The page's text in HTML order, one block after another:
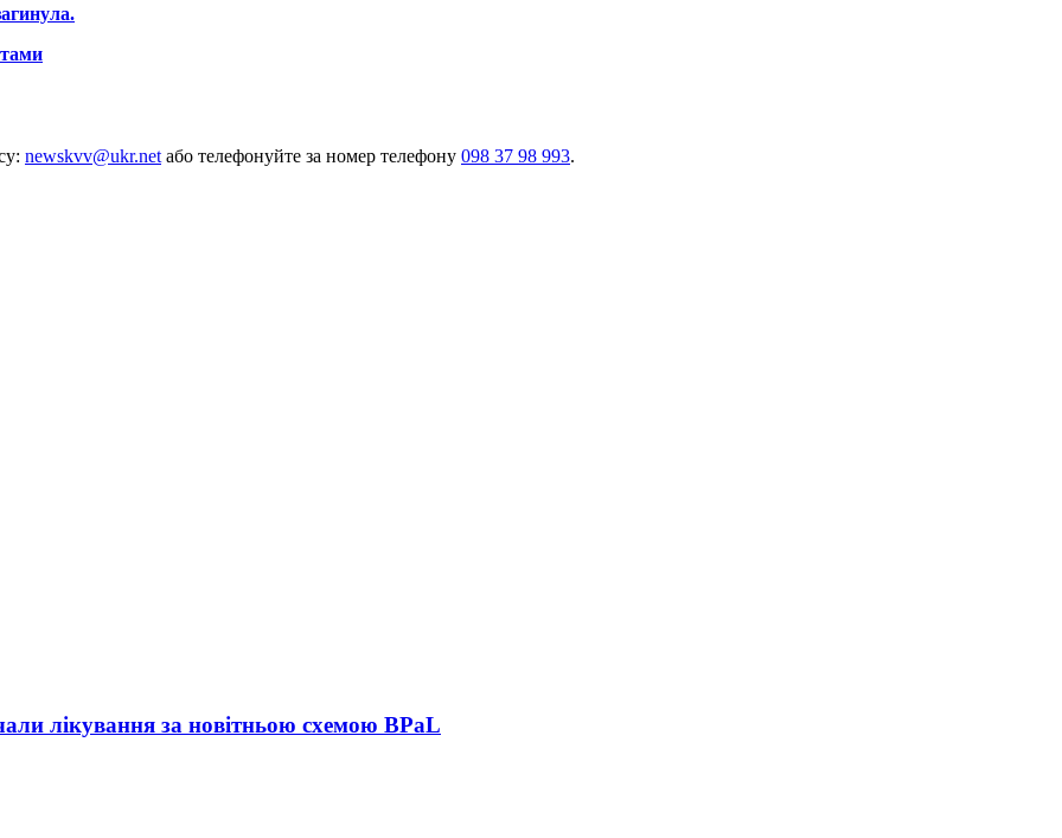
newskvv@ukr.netабо телефонуйте за номер телефону 098 37 98 993.
лікування за новітньою схемою BPaL